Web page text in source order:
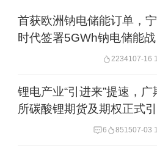
上述锂电产业人士进
年碳酸锂基本面的结
驱动向新能源车、储
振转变，一个更健康
周期或已渐行渐近。
首获欧洲钠电储能订单，
时代签署5GWh钠电储能战
2234107-16
锂电产业“引进来”提速，广
所碳酸锂期货及期权正式
6 851507-03